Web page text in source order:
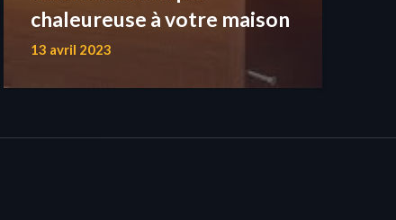
chaleureuse à votre maison
13 avril 2023